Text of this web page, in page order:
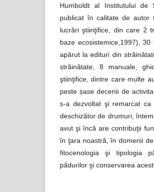
Humboldt al Institutului de
publicat în calitate de autor
lucrări ştiinţifice, din care 2
baze ecosistemice,1997),
apărut la edituri din
străinătate, 8 manuale,
ştiinţifice, dintre care multe
peste șase decenii de
s-a dezvoltat şi remarcat ca
deschizător de drumuri,
avut şi încă are contribuţii
în ţara noastră, în domenii
fitocenologia şi tipologia
pădurilor şi conservarea